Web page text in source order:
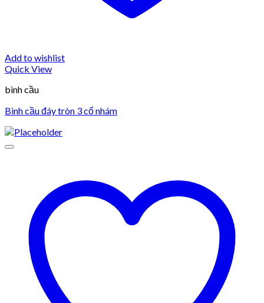
Add to wishlist
Quick View
bình cầu
Bình cầu đáy tròn 3 cổ nhám